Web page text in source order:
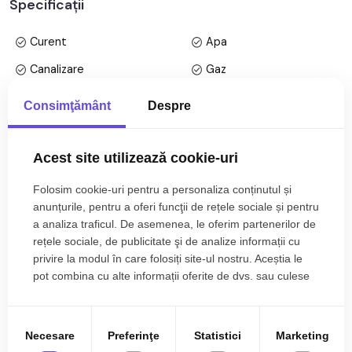
bloc cu regim de inaltime pe Parter + 1 Etaj+ etaj retras; anul
mp + balcon de 12 mp.
La primul nivel -
• Baie cu cada;
• Dormitor cu pat matrimonial;
La al doilea nivel ( este pod in acte)
• Hol;
• Dormitor/ dressing;
• Dormitor;
• Baie/ Spalatorie;
• Usa intrare: metal;
Specificații
Curent
Apa
Canalizare
Gaz
Acces internet
Centrala proprie
Incalzire pardoseala
Exterior
Bloc izolat termic
Vopsea lavabila
Faianta
Parchet
Gresie
Debara
Nemobilata
Mai multe specificații
Florica Snop
Consimţământ Despre
Acest site utilizează cookie-uri
Folosim cookie-uri pentru a personaliza conținutul și
anunțurile, pentru a oferi funcţii de rețele sociale și pentru
a analiza traficul. De asemenea, le oferim partenerilor de
rețele sociale, de publicitate şi de analize informații cu
privire la modul în care folosiți site-ul nostru. Aceștia le
pot combina cu alte informații oferite de dvs. sau culese
Necesare Preferinţe Statistici Marketing